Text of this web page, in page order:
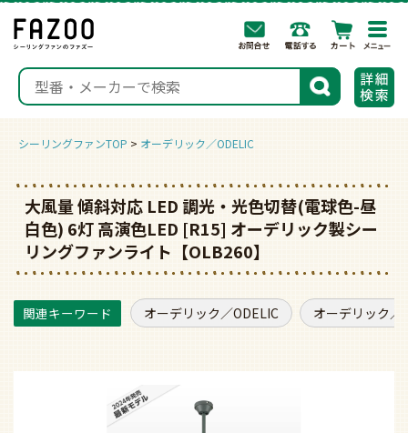
検索
シーリングファンTOP オーデリック／ODELIC
大風量 傾斜対応 LED 調光・光色切替(電球色-昼
白色) 6灯 高演色LED [R15] オーデリック製シー
リングファンライト【OLB260】
オーデリック／ODELIC オーデリック／